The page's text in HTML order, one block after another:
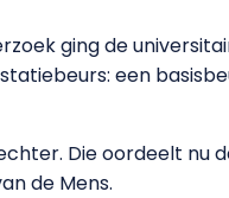
ging de
een
Die oordeelt nu
de Mens.